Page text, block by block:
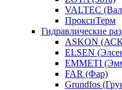
VALTEC
ПроксиТерм
Гидравлические
ASKON
ELSEN
EMMETI
FAR (Фар)
Grundfos